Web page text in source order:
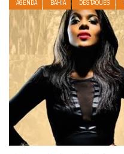
AGENDA BAHIA DESTAQUES